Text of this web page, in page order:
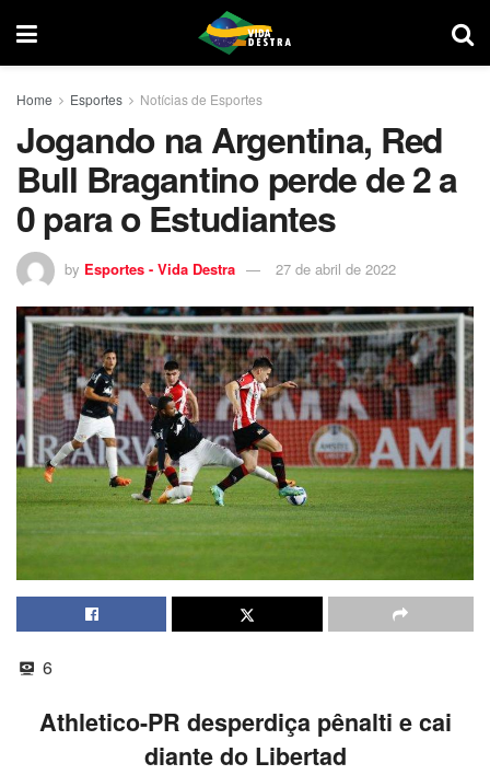
Home Esportes Notícias de Esportes
Jogando na Argentina, Red
Bull Bragantino perde de 2 a
0 para o Estudiantes
by Esportes - Vida Destra 27 de abril de 2022
6
Athletico-PR desperdiça pênalti e cai
diante do Libertad